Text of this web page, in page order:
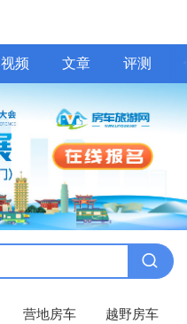
视频 文章 评测
营地房车 越野房车